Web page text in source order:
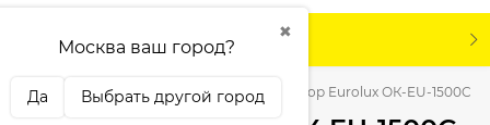
✖
Москва ваш город?
Да Выбрать другой город
КАТАЛОГ
техника Конвекторы Конвектор Eurolux ОК-EU-1500C